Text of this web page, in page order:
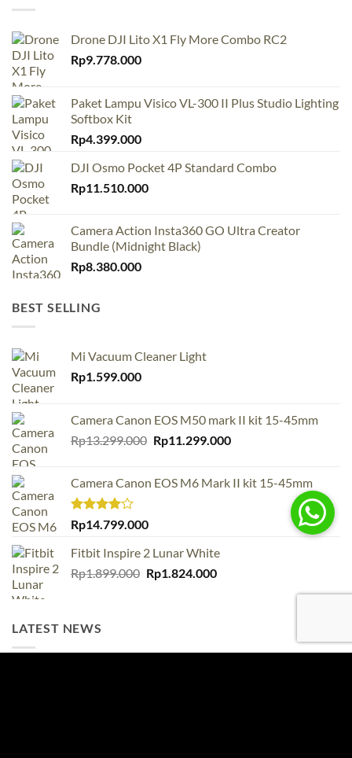
Drone DJI Lito X1 Fly More Combo RC2
Rp9.778.000
Paket Lampu Visico VL-300 II Plus Studio Lighting
Softbox Kit
Rp4.399.000
DJI Osmo Pocket 4P Standard Combo
Rp11.510.000
Camera Action Insta360 GO Ultra Creator
Bundle (Midnight Black)
Rp8.380.000
BEST SELLING
Mi Vacuum Cleaner Light
Rp1.599.000
Camera Canon EOS M50 mark II kit 15-45mm
Rp13.299.000 Original
Rp13.299.000.
Rp11.299.000Current
Rp11.299.000.
Camera Canon EOS M6 Mark II kit 15-45mm
Rated
4.00
of 5
Rp14.799.000
Fitbit Inspire 2 Lunar White
Rp1.899.000 Original
Rp1.824.000Current
LATEST NEWS